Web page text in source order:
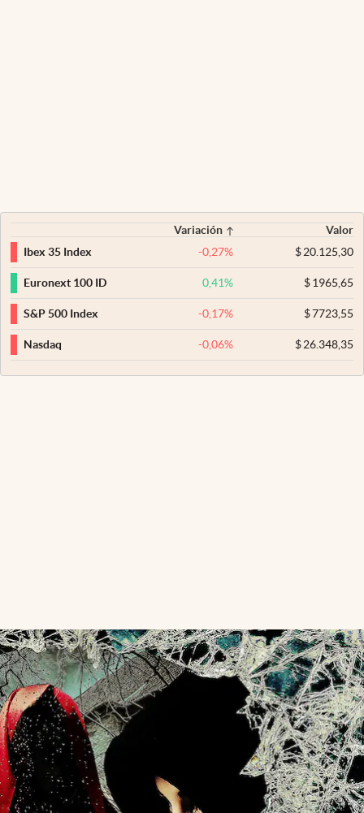
Variación
Valor
Ibex 35 Index
-0,27% $20.125,30
Euronext 100 ID 0,41% $1965,65
S&P 500 Index -0,17% $7723,55
Nasdaq -0,06% $26.348,35